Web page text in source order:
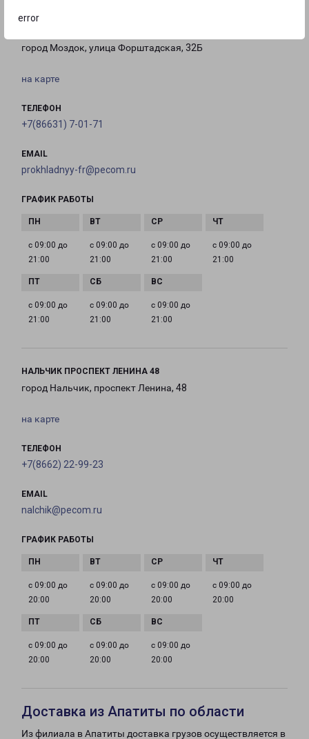
error
город Моздок, улица Форштадская, 32Б
на карте
ТЕЛЕФОН
+7(86631) 7-01-71
EMAIL
prokhladnyy-fr@pecom.ru
ГРАФИК РАБОТЫ
с 09:00 до
21:00
с 09:00 до
21:00
с 09:00 до
21:00
с 09:00 до
21:00
с 09:00 до
21:00
с 09:00 до
21:00
с 09:00 до
21:00
НАЛЬЧИК ПРОСПЕКТ ЛЕНИНА 48
город Нальчик, проспект Ленина, 48
на карте
ТЕЛЕФОН
+7(8662) 22-99-23
EMAIL
nalchik@pecom.ru
ГРАФИК РАБОТЫ
с 09:00 до
20:00
с 09:00 до
20:00
с 09:00 до
20:00
с 09:00 до
20:00
с 09:00 до
20:00
с 09:00 до
20:00
с 09:00 до
20:00
Доставка из Апатиты по области
Из филиала в Апатиты доставка грузов осуществляется в